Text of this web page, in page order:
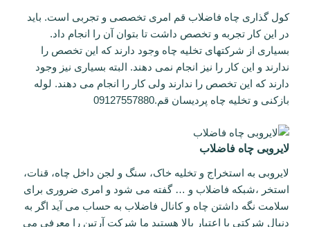
کول گذاری چاه فاضلاب قم امری تخصصی و تجربی است. باید
در این کار تجربه و تخصص داشت تا بتوان آن را انجام داد.
بسیاری از شرکتهای تخلیه چاه وجود دارند که این تخصص را
ندارند و این کار را نیز انجام نمی دهند. البته بسیاری نیز وجود
دارند که این تخصص را ندارند ولی کار را انجام می دهند. لوله
بازکنی و تخلیه چاه پردیسان قم.09127557880
لایروبی چاه فاضلاب
لایروبی به استخراج و تخلیه خاک، سنگ و لجن داخل چاه، قنات،
استخر ،شبکه فاضلاب و … گفته می شود و امری ضروری برای
سلامت نگه داشتن چاه و کانال فاضلاب به حساب می آید اگر به
دنبال شرکتی با اعتبار بالا هستید ما شرکت آرتین را معرفی می